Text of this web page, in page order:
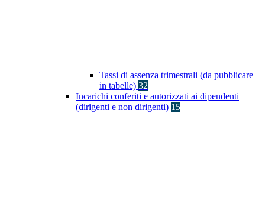
Tassi di assenza trimestrali (da pubblicare
in tabelle) 32
Incarichi conferiti e autorizzati ai dipendenti
(dirigenti e non dirigenti) 15